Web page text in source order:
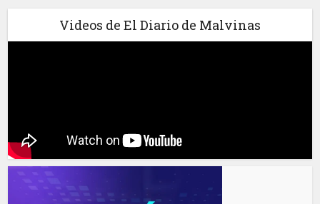
Videos de El Diario de Malvinas